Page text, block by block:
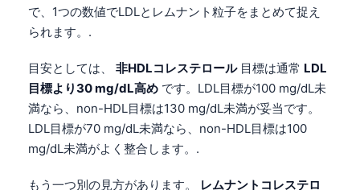
で、1つの数値でLDLとレムナント粒子をまとめて捉え
られます。.
目安としては、 非HDLコレステロール目標は通常 LDL
目標より30 mg/dL高め です。LDL目標が100 mg/dL未
満なら、non-HDL目標は130 mg/dL未満が妥当です。
LDL目標が70 mg/dL未満なら、non-HDL目標は100
mg/dL未満がよく整合します。.
もう一つ別の見方があります。
レムナントコレステロ
Монгол
ພາສາລາວ
Basa Jawa
Cebuano
ئۇيغۇرچە
Кыргызча